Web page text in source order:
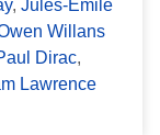
, Jules-Emile
Willans
Dirac,
Lawrence